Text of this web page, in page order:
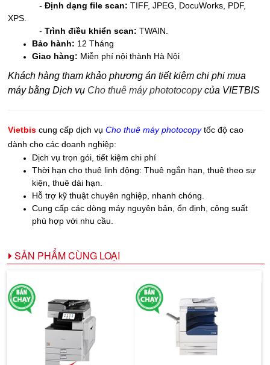
- Định dạng file scan: TIFF, JPEG, DocuWorks, PDF,
XPS.
- Trình điều khiển scan: TWAIN.
Bảo hành: 12 Tháng
Giao hàng: Miễn phí nội thành Hà Nội​
Khách hàng tham khảo phương án tiết kiệm chi phi mua
máy bằng Dịch vụ Cho thuê máy phototocopycủa VIETBIS
Vietbis cung cấp dịch vụ Cho thuê máy photocopytốc độ cao
dành cho các doanh nghiệp:
Dịch vụ trọn gói, tiết kiệm chi phí
Thời hạn cho thuê linh động: Thuê ngắn hạn, thuê theo sự
kiện, thuê dài hạn.
Hỗ trợ kỹ thuật chuyên nghiệp, nhanh chóng.
Cung cấp các dòng máy nguyên bản, ổn định, công suất
phù hợp với nhu cầu.
SẢN PHẨM CÙNG LOẠI